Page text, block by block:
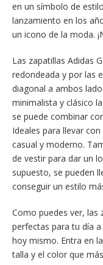
en un símbolo de
lanzamiento en los
un icono de la moda.
Las zapatillas Adidas
redondeada y por las
diagonal a ambos
minimalista y clásico
se puede combinar
Ideales para llevar
casual y moderno.
de vestir para dar un
supuesto, se pueden
conseguir un estilo
Como puedes ver, las
perfectas para tu día
hoy mismo. Entra en la
talla y el color que